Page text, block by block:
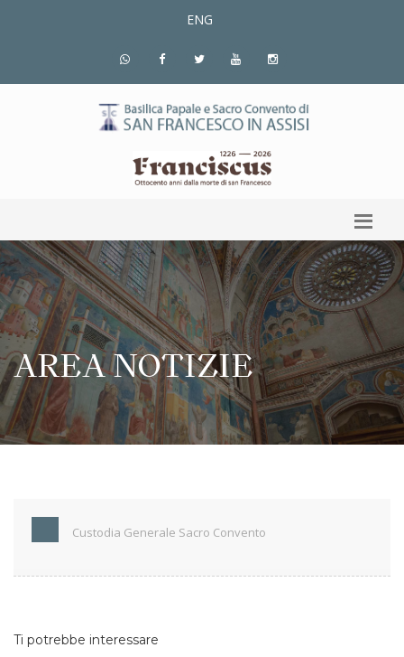
ENG
AREA NOTIZIE
Custodia Generale Sacro Convento
Ti potrebbe interessare